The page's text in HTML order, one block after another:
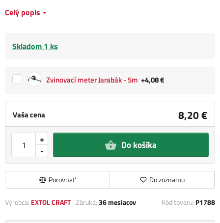
Vaša cena 8,20 €
-
+ Do košíka
Porovnať Do zoznamu
Celý popis
Skladom 1 ks
Zvinovací meter Jarabák - 5m +4,08 €
Výrobca: EXTOL CRAFT Záruka:36 mesiacov Kód tovaru: P1788